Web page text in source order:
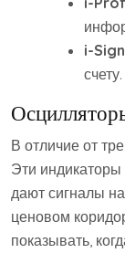
i-
счету.
В отличие от
Эти
дают сигналы
ценовом
показывать,